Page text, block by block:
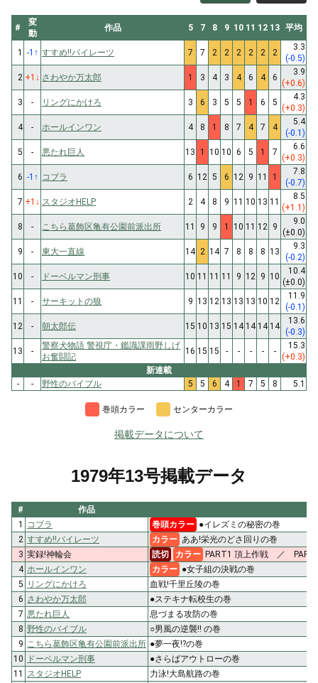
#
変
動
作品 5 7 8 9 10 11 12 13 平均
1 -1 ↑ すすめ!!パイレーツ 7 7 2 2 2 2 2 2
3.3
(-0.5)
2 +1 ↓ さわやか万太郎 1 3 4 3 4 6 4 6
3.9
(+0.6)
3
- リングにかけろ 3 6 3 5 5 1 6 5
4.3
(+0.3)
4
- ホールインワン 4 8 1 8 7 4 7 4
5.4
(-0.1)
5
- 悪たれ巨人 13 1 10 10 6 5 1 7
6.6
(+0.3)
6 -1 ↑ コブラ 6 12 5 6 12 9 11 1
7.8
(-0.7)
7 +1 ↓ スタジオHELP 2 4 8 9 11 10 13 11
8.5
(+1.1)
8
- こちら葛飾区亀有公園前派出所 11 9 9 1 10 11 12 9
9.0
(±0.0)
9
- 東大一直線 14 2 14 7 8 8 8 13
9.3
(-0.2)
10
- ドーベルマン刑事 10 11 11 11 9 12 9 10
10.4
(±0.0)
11
- サーキットの狼 9 13 12 13 13 13 10 12
11.9
(-0.1)
12
- 朝太郎伝 15 10 13 15 14 14 14 14
13.6
(-0.3)
13
-
警察犬物語 警視庁・鑑識課雨野しげ
お奮闘記
16 15 15 - - - - -
15.3
(+0.3)
新連載
-
- 野性のバイブル 5 5 6 4 1 7 5 8 5.1
巻頭カラー センターカラー
掲載データについて
1979年13号掲載データ
#
作品
1
コブラ 巻頭カラー ●イレズミの秘密の巻
2 すすめ!!パイレーツ カラー ああ!栄光のどさ回りの巻
3 実録!神輪会 読切 カラー PART1 頂上作戦 ／
4 ホールインワン カラー ●女子組の決戦の巻
5 リングにかけろ
血戦!千里丘陵の巻
6 さわやか万太郎
●ステキナ転校生の巻
7 悪たれ巨人
息づまる攻防の巻
8 野性のバイブル
○男風の逆襲!! の巻
9
こちら葛飾区亀有公園前派出所 ●夢一夜!?の巻
10
ドーベルマン刑事
●さらばアウトローの巻
11
スタジオHELP 力泳!大島航路の巻